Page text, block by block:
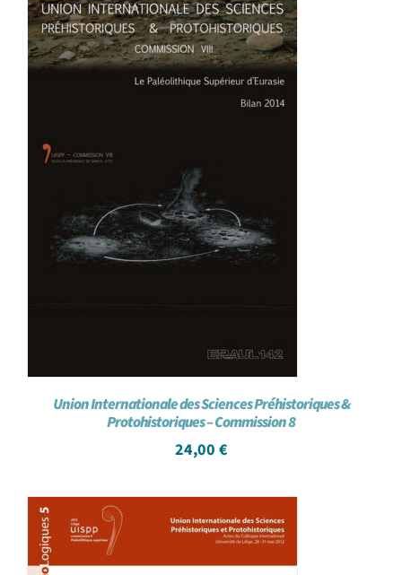
Union Internationale des Sciences Préhistoriques &
Protohistoriques – Commission 8
24,00 €